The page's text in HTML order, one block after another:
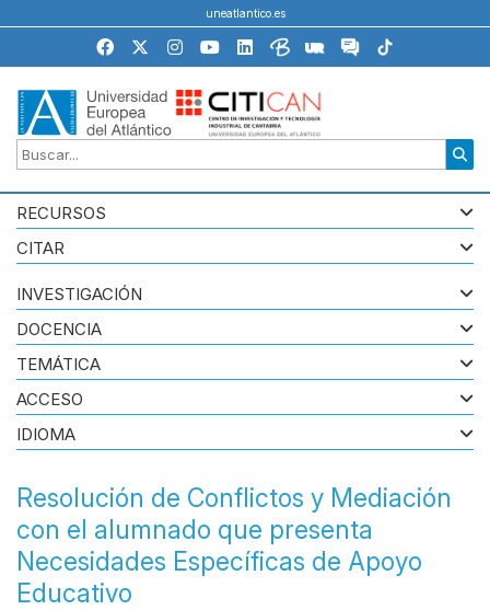
uneatlantico.es
RECURSOS
CITAR
Resolución de Conflictos y Mediación
con el alumnado que presenta
Necesidades Específicas de Apoyo
Educativo
INVESTIGACIÓN
DOCENCIA
TEMÁTICA
ACCESO
IDIOMA